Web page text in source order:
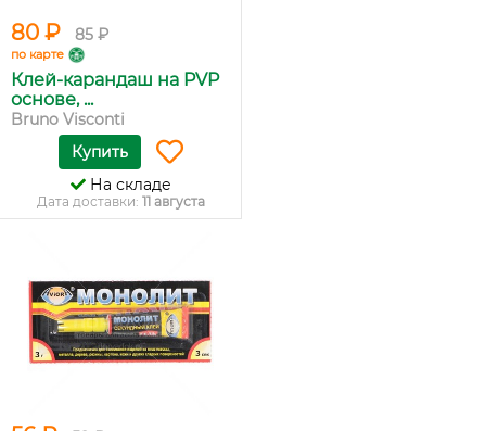
80 ₽ 85 ₽
по карте
Клей-карандаш на PVP
основе, ...
Bruno Visconti
Купить
На складе
Дата доставки: 11 августа